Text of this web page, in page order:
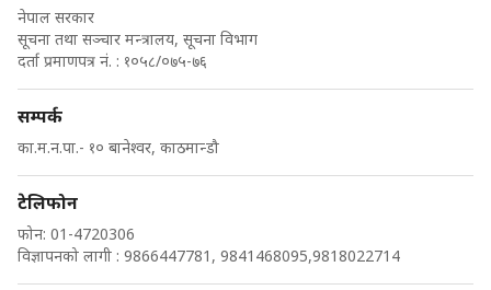
नेपाल सरकार
सूचना तथा सञ्चार मन्त्रालय, सूचना विभाग
दर्ता प्रमाणपत्र नं. : १०५८/०७५-७६
सम्पर्क
का.म.न.पा.- १० बानेश्वर, काठमान्डौ
टेलिफोन
फोन: 01-4720306
विज्ञापनको लागी : 9866447781, 9841468095,9818022714